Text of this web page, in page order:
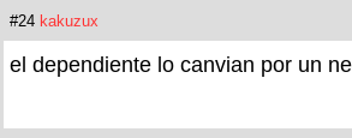
#24 kakuzux
el dependiente lo canvian por un